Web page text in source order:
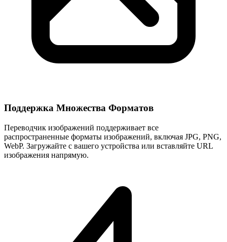
Поддержка Множества Форматов
Переводчик изображений поддерживает все
распространенные форматы изображений, включая JPG, PNG,
WebP. Загружайте с вашего устройства или вставляйте URL
изображения напрямую.